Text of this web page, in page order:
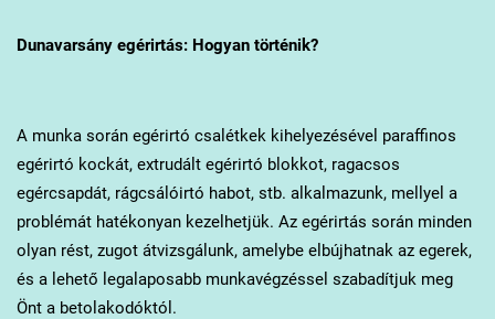
Dunavarsányegérirtás: Hogyan történik?
A munka során egérirtó csalétkek kihelyezésével paraffinos
egérirtó kockát, extrudált egérirtó blokkot, ragacsos
egércsapdát, rágcsálóirtó habot, stb. alkalmazunk, mellyel a
problémát hatékonyan kezelhetjük. Az egérirtás során minden
olyan rést, zugot átvizsgálunk, amelybe elbújhatnak az egerek,
és a lehető legalaposabb munkavégzéssel szabadítjuk meg
Önt a betolakodóktól.